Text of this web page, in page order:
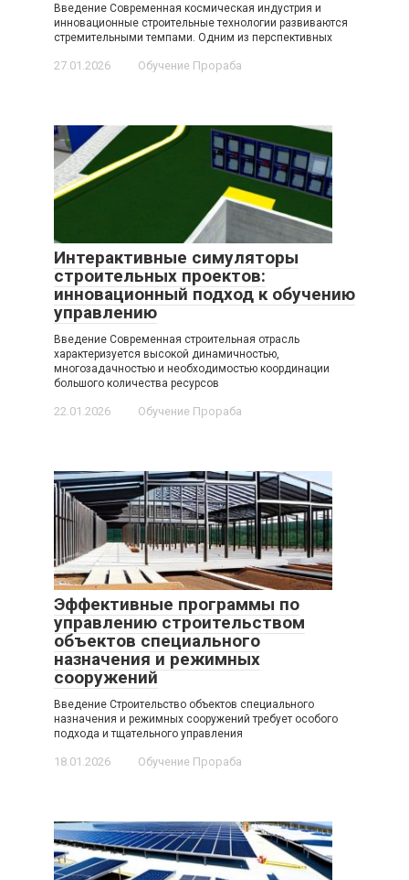
Введение Современная космическая индустрия и
инновационные строительные технологии развиваются
стремительными темпами. Одним из перспективных
27.01.2026 Обучение Прораба
Интерактивные симуляторы
строительных проектов:
инновационный подход к обучению
управлению
Введение Современная строительная отрасль
характеризуется высокой динамичностью,
многозадачностью и необходимостью координации
большого количества ресурсов
22.01.2026 Обучение Прораба
Эффективные программы по
управлению строительством
объектов специального
назначения и режимных
сооружений
Введение Строительство объектов специального
назначения и режимных сооружений требует особого
подхода и тщательного управления
18.01.2026 Обучение Прораба